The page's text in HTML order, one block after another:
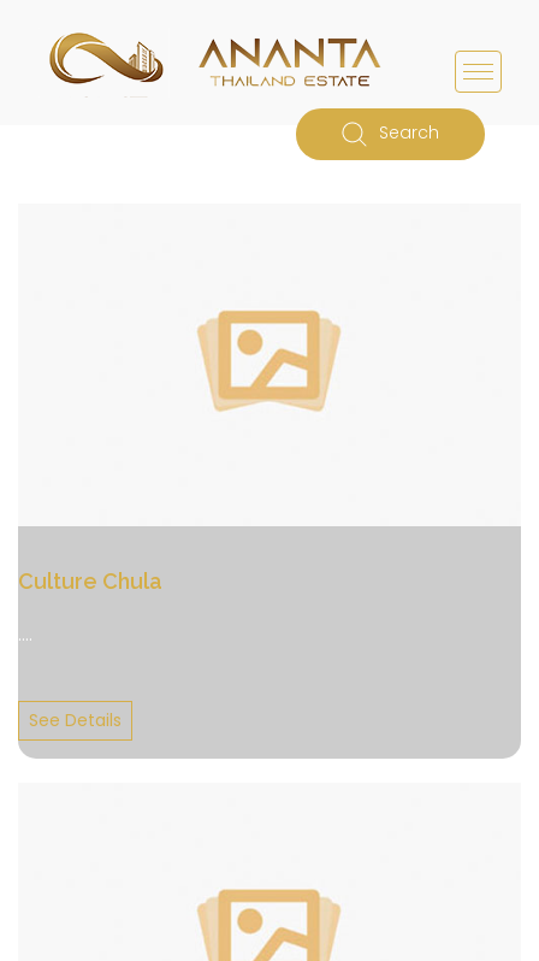
Search
Culture Chula
....
See Details